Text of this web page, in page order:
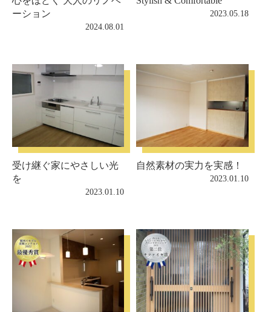
ーション
2024.08.01
2023.05.18
受け継ぐ家にやさしい光
を
2023.01.10
自然素材の実力を実感！
2023.01.10